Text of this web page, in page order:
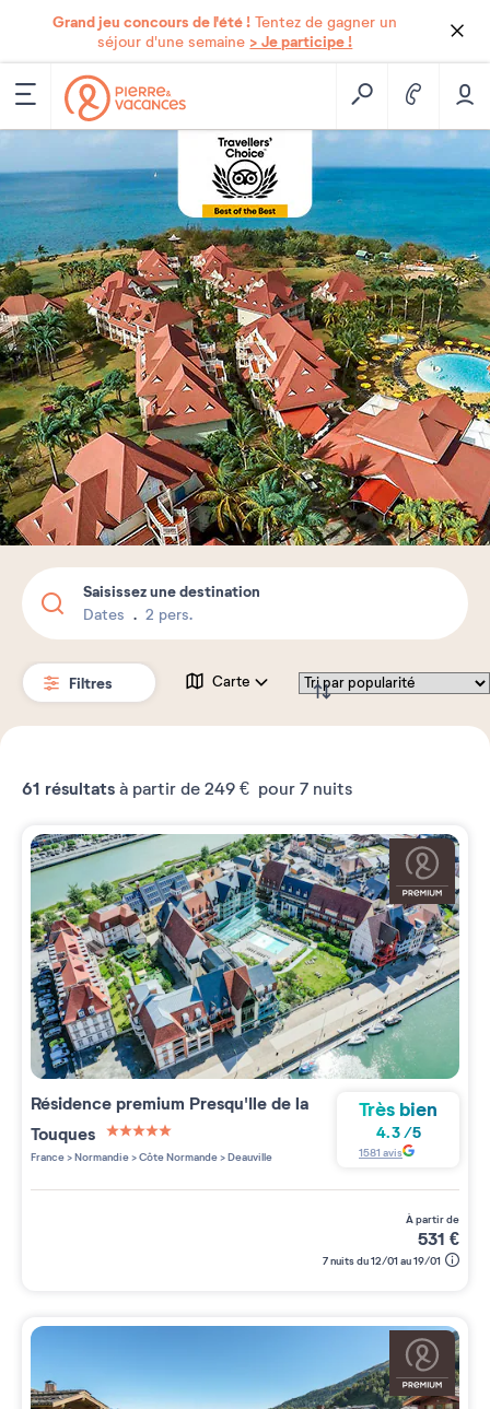
Grand jeu concours de l'été ! Tentez de gagner un
séjour d'une semaine > Je participe !
Saisissez une destination
Dates 2 pers.
Filtres Carte
61 résultats à partir de 249 € pour 7 nuits
Résidence premium Presqu'Ile de la
Touques
5 étoiles sur 5
France>Normandie>Côte Normande>Deauville
Très bien
4.3/5
1581 avis
à partir de
531 €
7 nuits du 12/01 au 19/01